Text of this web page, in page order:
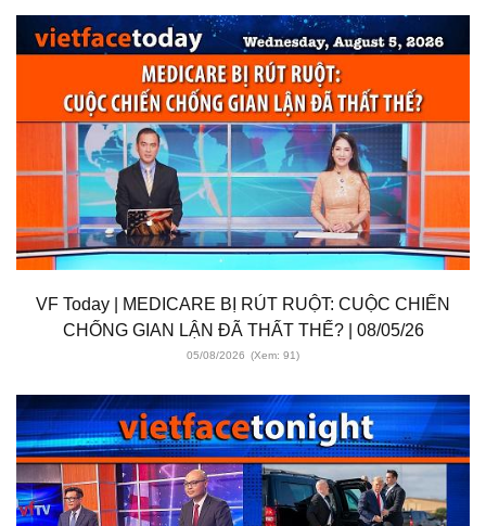
VF Today | MEDICARE BỊ RÚT RUỘT: CUỘC CHIẾN
CHỐNG GIAN LẬN ĐÃ THẤT THẾ? | 08/05/26
05/08/2026 (Xem: 91)